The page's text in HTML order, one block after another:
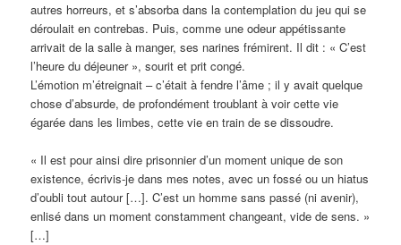
autres horreurs, et s’absorba dans la contemplation du jeu qui se
déroulait en contrebas. Puis, comme une odeur appétissante
arrivait de la salle à manger, ses narines frémirent. Il dit : « C’est
l’heure du déjeuner », sourit et prit congé.
L’émotion m’étreignait – c’était à fendre l’âme ; il y avait quelque
chose d’absurde, de profondément troublant à voir cette vie
égarée dans les limbes, cette vie en train de se dissoudre.
« Il est pour ainsi dire prisonnier d’un moment unique de son
existence, écrivis-je dans mes notes, avec un fossé ou un hiatus
d’oubli tout autour […]. C’est un homme sans passé (ni avenir),
enlisé dans un moment constamment changeant, vide de sens. »
[…]